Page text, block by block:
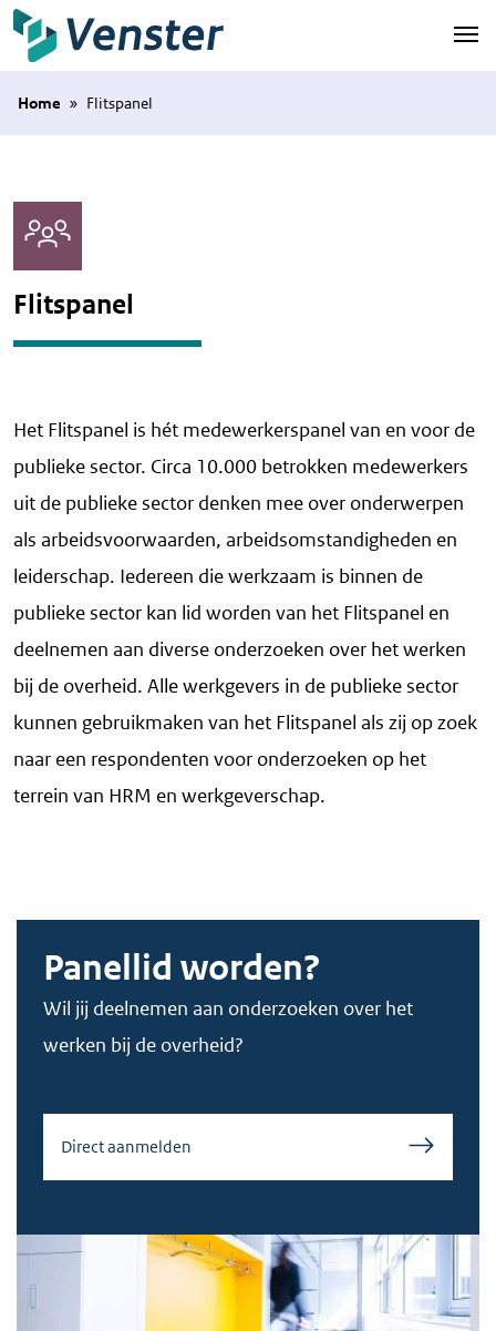
Naar hoofdinhoud
Home » Flitspanel
Flitspanel
Het Flitspanel is hét medewerkerspanel van en voor de
publieke sector. Circa 10.000 betrokken medewerkers
uit de publieke sector denken mee over onderwerpen
als arbeidsvoorwaarden, arbeidsomstandigheden en
leiderschap. Iedereen die werkzaam is binnen de
publieke sector kan lid worden van het Flitspanel en
deelnemen aan diverse onderzoeken over het werken
bij de overheid. Alle werkgevers in de publieke sector
kunnen gebruikmaken van het Flitspanel als zij op zoek
naar een respondenten voor onderzoeken op het
terrein van HRM en werkgeverschap.
Panellid worden?
Wil jij deelnemen aan onderzoeken over het
werken bij de overheid?
Direct aanmelden